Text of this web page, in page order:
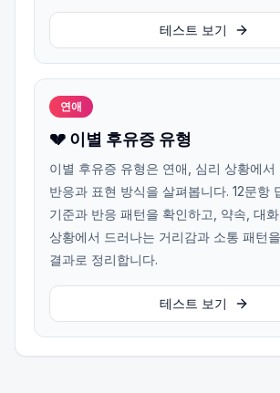
테스트 보기
연애
💔 이별 후유증 유형
이별 후유증 유형은 연애, 심리 상황에서
반응과 표현 방식을 살펴봅니다. 12문항
기준과 반응 패턴을 확인하고, 약속, 대
상황에서 드러나는 거리감과 소통 패턴
결과로 정리합니다.
테스트 보기